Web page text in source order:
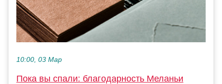
10:00, 03 Мар
Пока вы спали: благодарность Меланьи